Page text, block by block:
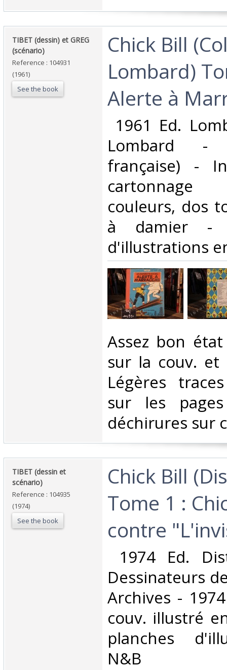
‎TIBET (dessin) et GREG
(scénario)‎
Reference : 104931
(1961)
See the book
‎Chick Bill
Lombard)
Alerte à
1961 Ed.
Lombard -
française) -
couleurs, dos
à damier -
d'illustrations
‎Assez bon
sur la couv. et
Légères
sur les
déchirures sur
‎TIBET (dessin et
scénario)‎
Reference : 104935
(1974)
See the book
‎Chick Bill
Tome 1 :
contre
1974 Ed.
Dessinateurs
Archives -
couv. illustré
planches
N&B‎